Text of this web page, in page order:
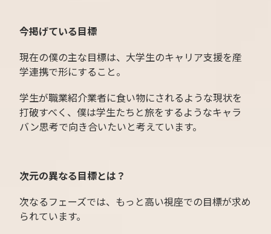
今掲げている目標
現在の僕の主な目標は、大学生のキャリア支援を産
学連携で形にすること。
学生が職業紹介業者に食い物にされるような現状を
打破すべく、僕は学生たちと旅をするようなキャラ
バン思考で向き合いたいと考えています。
次元の異なる目標とは？
次なるフェーズでは、もっと高い視座での目標が求め
られています。